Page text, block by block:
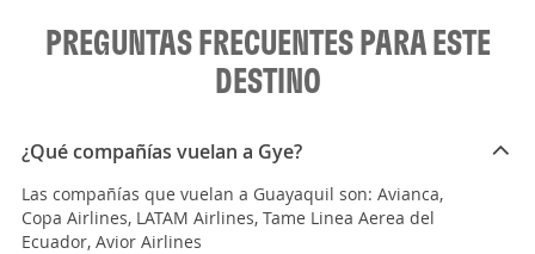
PREGUNTAS FRECUENTES PARA ESTE
DESTINO
¿Qué compañías vuelan a Gye?
Las compañías que vuelan a Guayaquil son: Avianca,
Copa Airlines, LATAM Airlines, Tame Linea Aerea del
Ecuador, Avior Airlines